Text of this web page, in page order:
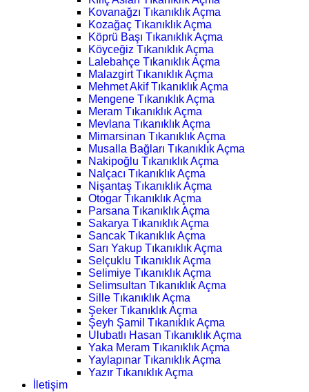
Kovanağzı Tıkanıklık Açma
Kozağaç Tıkanıklık Açma
Köprü Başı Tıkanıklık Açma
Köyceğiz Tıkanıklık Açma
Lalebahçe Tıkanıklık Açma
Malazgirt Tıkanıklık Açma
Mehmet Akif Tıkanıklık Açma
Mengene Tıkanıklık Açma
Meram Tıkanıklık Açma
Mevlana Tıkanıklık Açma
Mimarsinan Tıkanıklık Açma
Musalla Bağları Tıkanıklık Açma
Nakipoğlu Tıkanıklık Açma
Nalçacı Tıkanıklık Açma
Nişantaş Tıkanıklık Açma
Otogar Tıkanıklık Açma
Parsana Tıkanıklık Açma
Sakarya Tıkanıklık Açma
Sancak Tıkanıklık Açma
Sarı Yakup Tıkanıklık Açma
Selçuklu Tıkanıklık Açma
Selimiye Tıkanıklık Açma
Selimsultan Tıkanıklık Açma
Sille Tıkanıklık Açma
Şeker Tıkanıklık Açma
Şeyh Şamil Tıkanıklık Açma
Ulubatlı Hasan Tıkanıklık Açma
Yaka Meram Tıkanıklık Açma
Yaylapınar Tıkanıklık Açma
Yazır Tıkanıklık Açma
İletişim